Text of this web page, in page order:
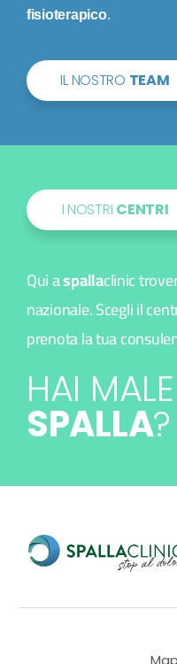
fisioterapico.
IL NOSTRO TEAM
I NOSTRI CENTRI
Qui aspallaclinic
nazionale. Scegli il
prenota la tua
HAI
SPALLA?